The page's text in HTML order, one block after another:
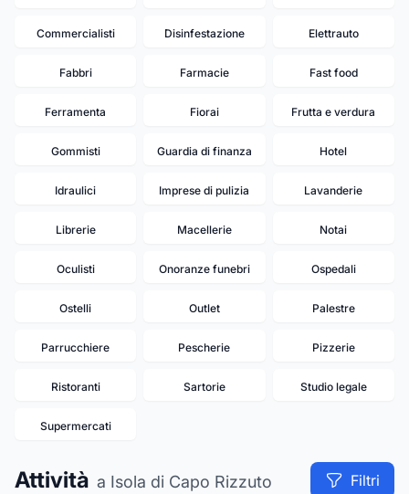
Commercialisti Disinfestazione Elettrauto
Fabbri Farmacie Fast food
Ferramenta Fiorai Frutta e verdura
Gommisti Guardia di finanza Hotel
Idraulici Imprese di pulizia Lavanderie
Librerie Macellerie Notai
Oculisti Onoranze funebri Ospedali
Ostelli Outlet Palestre
Parrucchiere Pescherie Pizzerie
Ristoranti Sartorie Studio legale
Supermercati
Attività a Isola di Capo Rizzuto Filtri